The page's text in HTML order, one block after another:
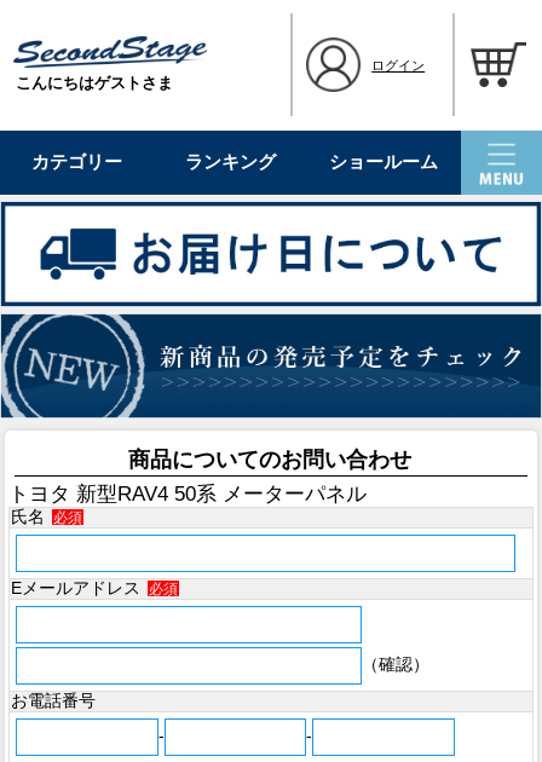
こんにちはゲストさま
ログイン
カテゴリー ランキング ショールーム
商品についてのお問い合わせ
トヨタ 新型RAV4 50系 メーターパネル
氏名 必須
Eメールアドレス 必須
（確認）
お電話番号
-
-